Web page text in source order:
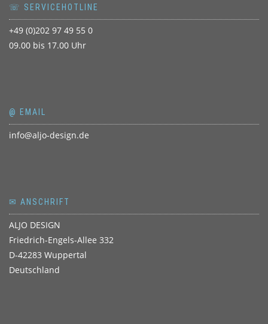
☏ SERVICEHOTLINE
+49 (0)202 97 49 55 0
09.00 bis 17.00 Uhr
@ EMAIL
info@aljo-design.de
✉ ANSCHRIFT
ALJO DESIGN
Friedrich-Engels-Allee 332
D-42283 Wuppertal
Deutschland